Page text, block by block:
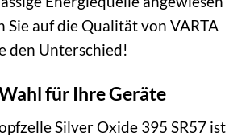
Sie auf die Qualität von VARTA
den Unterschied!
für Ihre Geräte
Silver Oxide 395 SR57 ist